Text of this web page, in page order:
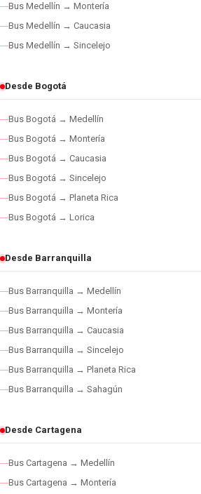
Bus Medellín → Montería
Bus Medellín → Caucasia
Bus Medellín → Sincelejo
Desde Bogotá
Bus Bogotá → Medellín
Bus Bogotá → Montería
Bus Bogotá → Caucasia
Bus Bogotá → Sincelejo
Bus Bogotá → Planeta Rica
Bus Bogotá → Lorica
Desde Barranquilla
Bus Barranquilla → Medellín
Bus Barranquilla → Montería
Bus Barranquilla → Caucasia
Bus Barranquilla → Sincelejo
Bus Barranquilla → Planeta Rica
Bus Barranquilla → Sahagún
Desde Cartagena
Bus Cartagena → Medellín
Bus Cartagena → Montería